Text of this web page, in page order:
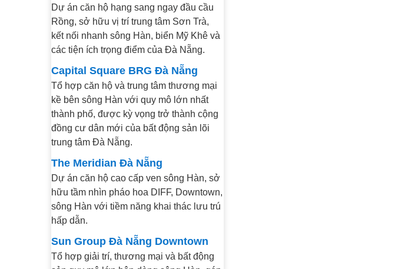
Dự án căn hộ hạng sang ngay đầu cầu
Rồng, sở hữu vị trí trung tâm Sơn Trà,
kết nối nhanh sông Hàn, biển Mỹ Khê và
các tiện ích trọng điểm của Đà Nẵng.
Capital Square BRG Đà Nẵng
Tổ hợp căn hộ và trung tâm thương mại
kề bên sông Hàn với quy mô lớn nhất
thành phố, được kỳ vọng trở thành cộng
đồng cư dân mới của bất động sản lõi
trung tâm Đà Nẵng.
The Meridian Đà Nẵng
Dự án căn hộ cao cấp ven sông Hàn, sở
hữu tầm nhìn pháo hoa DIFF, Downtown,
sông Hàn với tiềm năng khai thác lưu trú
hấp dẫn.
Sun Group Đà Nẵng Downtown
Tổ hợp giải trí, thương mại và bất động